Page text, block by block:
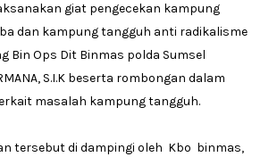
giat pengecekan kampung
dan kampung tangguh anti radikalisme
Bin Ops Dit Binmas polda Sumsel
S.I.K beserta rombongan dalam
masalah kampung tangguh.
tersebut di dampingi oleh Kbo binmas,